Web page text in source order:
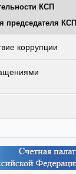
КСП
председателя КСП
коррупции